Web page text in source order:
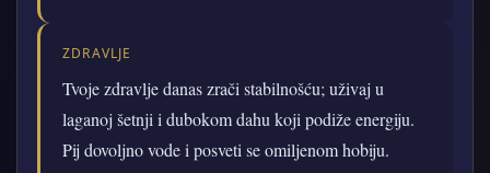
ZDRAVLJE
Tvoje zdravlje danas zrači stabilnošću; uživaj u
laganoj šetnji i dubokom dahu koji podiže energiju.
Pij dovoljno vode i posveti se omiljenom hobiju.